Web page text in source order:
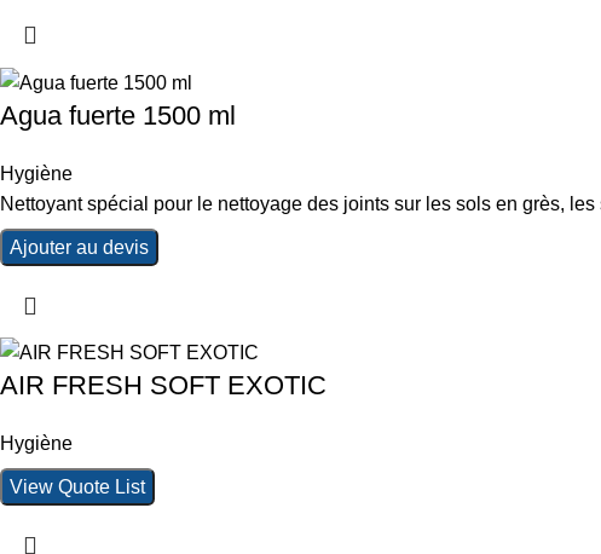
Agua fuerte 1500 ml
Hygiène
Nettoyant spécial pour le nettoyage des joints sur les sols en grès,
Ajouter au devis
AIR FRESH SOFT EXOTIC
Hygiène
View Quote List